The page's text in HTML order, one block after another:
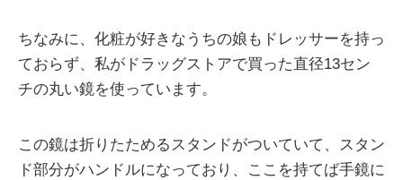
ちなみに、化粧が好きなうちの娘もドレッサーを持っ
ておらず、私がドラッグストアで買った直径13セン
チの丸い鏡を使っています。
この鏡は折りたためるスタンドがついていて、スタン
ド部分がハンドルになっており、ここを持てば手鏡に